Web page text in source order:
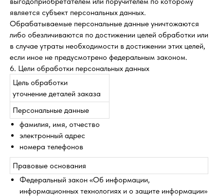
является субъект персональных данных.
Обрабатываемые персональные данные уничтожаются
либо обезличиваются по достижении целей обработки или
в случае утраты необходимости в достижении этих целей,
если иное не предусмотрено федеральным законом.
6. Цели обработки персональных данных
Цель обработки
уточнение деталей заказа
Персональные данные
фамилия, имя, отчество
электронный адрес
номера телефонов
Правовые основания
Федеральный закон «Об информации,
информационных технологиях и о защите информации»